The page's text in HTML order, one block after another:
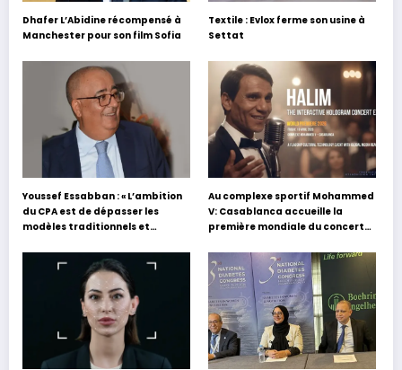
Dhafer L’Abidine récompensé à
Manchester pour son film Sofia
Textile : Evlox ferme son usine à
Settat
Youssef Essabban : « L’ambition
du CPA est de dépasser les
modèles traditionnels et
s’appuyant sur le partage des
expériences »
Au complexe sportif Mohammed
V: Casablanca accueille la
première mondiale du concert
Hafez